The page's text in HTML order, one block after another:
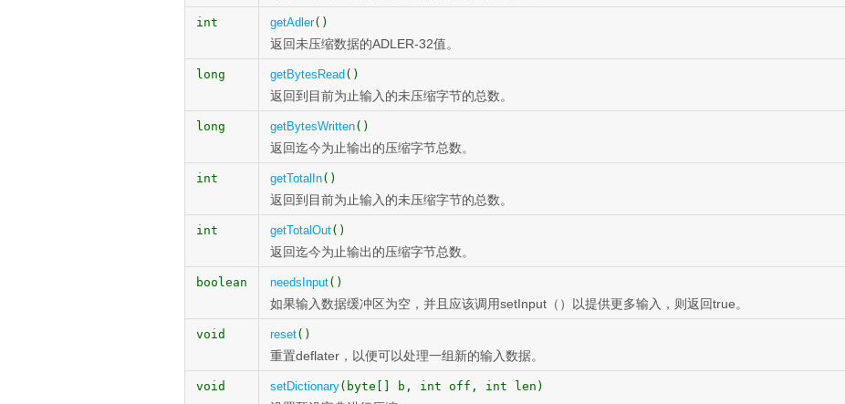
int getAdler()
返回未压缩数据的ADLER-32值。
long getBytesRead ()
返回到目前为止输入的未压缩字节的总数。
long getBytesWritten()
返回迄今为止输出的压缩字节总数。
int getTotalIn()
返回到目前为止输入的未压缩字节的总数。
int getTotalOut()
返回迄今为止输出的压缩字节总数。
boolean needsInput()
如果输入数据缓冲区为空，并且应该调用setInput（）以提供更多输入，则返回true。
void reset()
重置deflater，以便可以处理一组新的输入数据。
void setDictionary(byte[] b, int off, int len)